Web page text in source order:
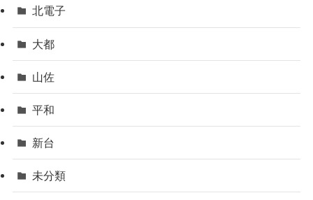
北電子
大都
山佐
平和
新台
未分類